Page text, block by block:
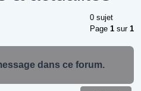
0 sujet
Page 1 sur 1
dans ce forum.